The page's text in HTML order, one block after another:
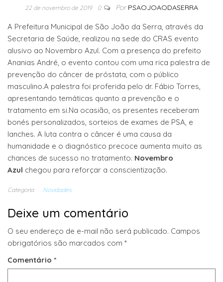
22 de novembro de 2019 0 Por PSAOJOAODASERRA
A Prefeitura Municipal de São João da Serra, através da
Secretaria de Saúde, realizou na sede do CRAS evento
alusivo ao Novembro Azul. Com a presença do prefeito
Ananias André, o evento contou com uma rica palestra de
prevenção do câncer de próstata, com o público
masculino.A palestra foi proferida pelo dr. Fábio Torres,
apresentando temáticas quanto a prevenção e o
tratamento em si.Na ocasião, os presentes receberam
bonés personalizados, sorteios de exames de PSA, e
lanches. A luta contra o câncer é uma causa da
humanidade e o diagnóstico precoce aumenta muito as
chances de sucesso no tratamento. Novembro
Azul chegou para reforçar a conscientização.
Categoria Novidades
Deixe um comentário
O seu endereço de e-mail não será publicado. Campos
obrigatórios são marcados com *
Comentário *